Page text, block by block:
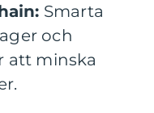
Smarta
och
att minska